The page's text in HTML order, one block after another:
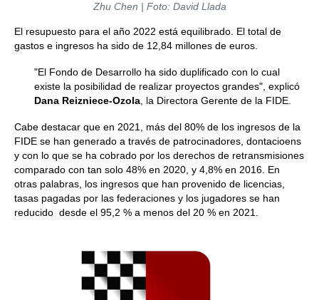
Zhu Chen | Foto: David Llada
El resupuesto para el año 2022 está equilibrado. El total de
gastos e ingresos ha sido de 12,84 millones de euros.
"El Fondo de Desarrollo ha sido duplificado con lo cual
existe la posibilidad de realizar proyectos grandes", explicó
Dana Reizniece-Ozola , la Directora Gerente de la FIDE.
Cabe destacar que en 2021, más del 80% de los ingresos de la
FIDE se han generado a través de patrocinadores, dontacioens
y con lo que se ha cobrado por los derechos de retransmisiones
comparado con tan solo 48% en 2020, y 4,8% en 2016. En
otras palabras, los ingresos que han provenido de licencias,
tasas pagadas por las federaciones y los jugadores se han
reducido desde el 95,2 % a menos del 20 % en 2021.